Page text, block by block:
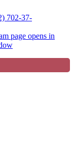
702-37-
page opens in